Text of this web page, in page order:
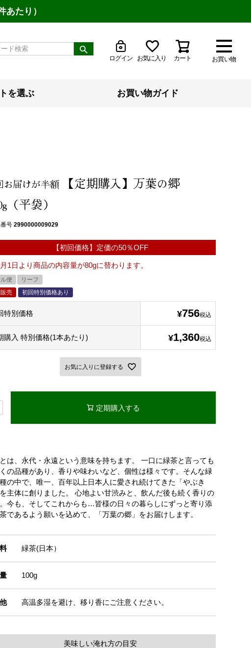
たり）
お買い物
ログイン お気に入り カート
を選ぶ お買い物ガイド
お届けが半額
【定期購入】万葉の郷
（平袋）
号 2990000009029
【初回価格】定価の50％OFF
1日より商品の内容量が80gに替わります。
便
リーフ
売
初回特別価格あり
特別価格 ¥756税込
購入 特別価格(1本あたり) ¥1,360税込
お気に入りに登録する
定期購入する
は、永代・永遠という意味を持ちます。 一口に緑茶と言っても
の品種があり、香りや味わいなど、個性は様々です。そんな緑
の中で、唯一、百年以上日本人に愛され続けてきた「やぶき
主体に創りました。 心地よい甘渋みと、飲んだ後も続く香りの
今も、そしてこれからも…皆様の日々の暮らしにずっと寄り添
であるよう願いを込めて、「万葉の郷」をお届けします。
緑茶(日本）
100g
高温多湿を避け、移り香にご注意ください。
美味しい淹れ方の目安